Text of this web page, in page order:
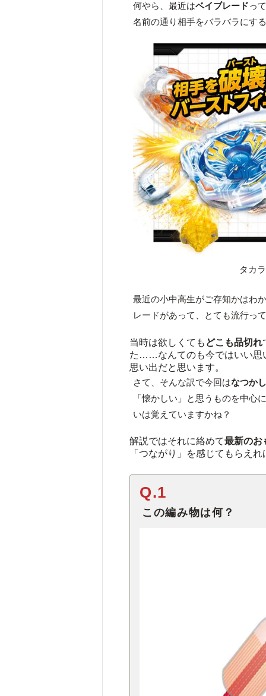
何やら、最近はベイブレードっ
名前の通り相手をバラバラにす
タカ
最近の小中高生がご存知かはわ
レードがあって、とても流行っ
当時は欲しくても どこも品切れ
た……なんてのも今ではいい思
思い出だと思います。
さて、そんな訳で今回はなつか
「懐かしい」と思うものを中心
いは覚えていますかね？
解説ではそれに絡めて最新のお
「つながり」を感じてもらえ
Q.1
この編み物は何？